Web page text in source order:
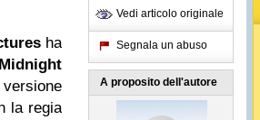
ha
Midnight
la regia
Vedi articolo originale
Segnala un abuso
A proposito dell'autore